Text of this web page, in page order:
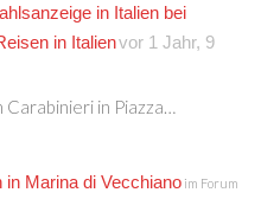
in Italien bei
in Italienvor 1 Jahr, 9
in Piazza…
in Marina di Vecchiano im Forum